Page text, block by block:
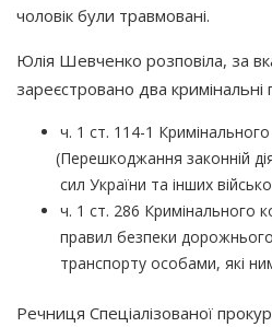
чоловік були травмовані.
Юлія Шевченко розповіла, за
зареєстровано два
ч. 1 ст. 114-1
(Перешкоджання законній
сил України та інших
ч. 1 ст. 286 Кримінального
правил безпеки дорожнього
транспорту особами, які
Речниця Спеціалізованої